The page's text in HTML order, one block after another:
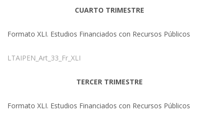
CUARTO TRIMESTRE
Formato XLI. Estudios Financiados con Recursos Públicos
LTAIPEN_Art_33_Fr_XLI
TERCER TRIMESTRE
Formato XLI. Estudios Financiados con Recursos Públicos